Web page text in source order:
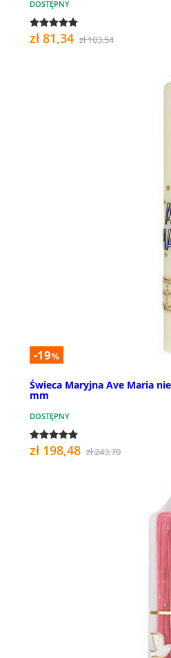
DOSTĘPNY
zł 81,34 zł 103,54
-19%
Świeca Maryjna Ave Maria
mm
DOSTĘPNY
zł 198,48 zł 243,70